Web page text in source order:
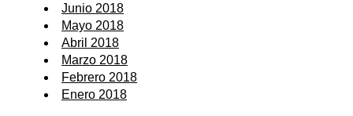
Junio 2018
Mayo 2018
Abril 2018
Marzo 2018
Febrero 2018
Enero 2018